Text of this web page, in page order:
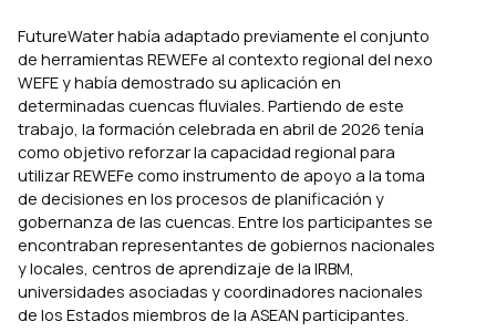
FutureWater había adaptado previamente el conjunto
de herramientas REWEFe al contexto regional del nexo
WEFE y había demostrado su aplicación en
determinadas cuencas fluviales. Partiendo de este
trabajo, la formación celebrada en abril de 2026 tenía
como objetivo reforzar la capacidad regional para
utilizar REWEFe como instrumento de apoyo a la toma
de decisiones en los procesos de planificación y
gobernanza de las cuencas. Entre los participantes se
encontraban representantes de gobiernos nacionales
y locales, centros de aprendizaje de la IRBM,
universidades asociadas y coordinadores nacionales
de los Estados miembros de la ASEAN participantes.